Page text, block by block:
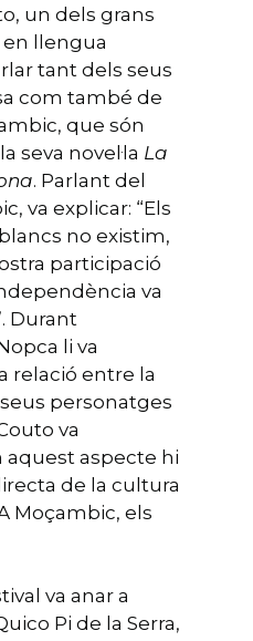
un dels grans
llengua
tant dels seus
com també de
que són
seva novel·la La
. Parlant del
va explicar: “Els
no existim,
participació
va
Durant
li va
relació entre la
personatges
va
aspecte hi
de la cultura
Moçambic, els
va anar a
Pi de la Serra,